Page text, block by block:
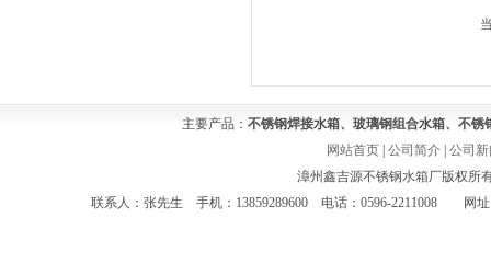
主要产品： 不锈钢焊接水箱、玻璃钢组合水箱、不
网站首页 公司简介 公司
漳州鑫吉源不锈钢水箱厂版权所
联系人：张先生 手机：13859289600 电话：0596-2211008 网址